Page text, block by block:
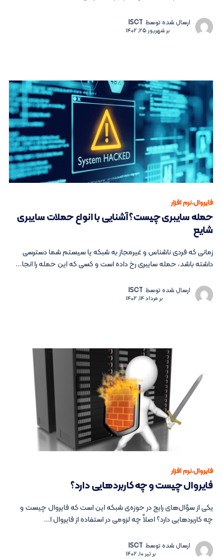
ارسال شده توسط ISCT
برشهریور 25, 1402
فایروال،نرم افزار
حمله سایبری چیست؟ آشنایی با انواع حملات سایبری
شایع
زمانی که فردی ناشناس و غیرمجاز به شبکه یا سیستم شما دسترسی
داشته باشد، حمله سایبری رخ داده است و کسی که این حمله را انجا...
ارسال شده توسط ISCT
برمرداد 14, 1402
فایروال،نرم افزار
فایروال چیست و چه کاربردهایی دارد؟
یکی از سؤال‌های رایج در حوزه‌ی شبکه این است که فایروال چیست و
چه کاربردهایی دارد؟ اصلاً چه لزومی در استفاده از فایروال ا...
ارسال شده توسط ISCT
بر تیر 10, 1402